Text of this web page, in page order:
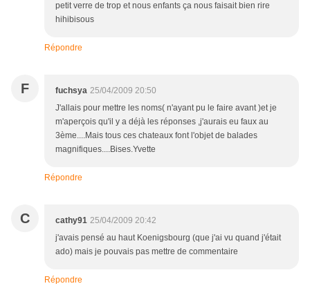
petit verre de trop et nous enfants ça nous faisait bien rire
hihibisous
Répondre
F fuchsya 25/04/2009 20:50
J'allais pour mettre les noms( n'ayant pu le faire avant )et je
m'aperçois qu'il y a déjà les réponses ,j'aurais eu faux au
3ème....Mais tous ces chateaux font l'objet de balades
magnifiques....Bises.Yvette
Répondre
C cathy91 25/04/2009 20:42
j'avais pensé au haut Koenigsbourg (que j'ai vu quand j'était
ado) mais je pouvais pas mettre de commentaire
Répondre